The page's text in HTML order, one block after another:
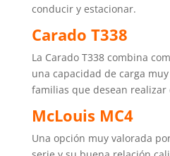
conducir y estacionar.
Carado T338
La Carado T338 combina
una capacidad de carga
familias que desean realizar
McLouis MC4
Una opción muy valorada